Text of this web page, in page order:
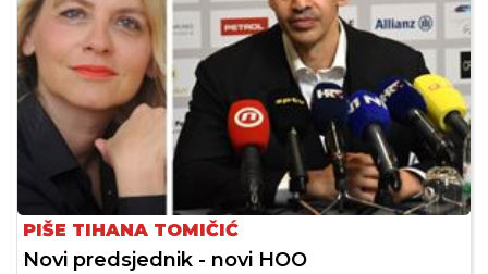
PIŠE TIHANA TOMIČIĆ
Novi predsjednik - novi HOO